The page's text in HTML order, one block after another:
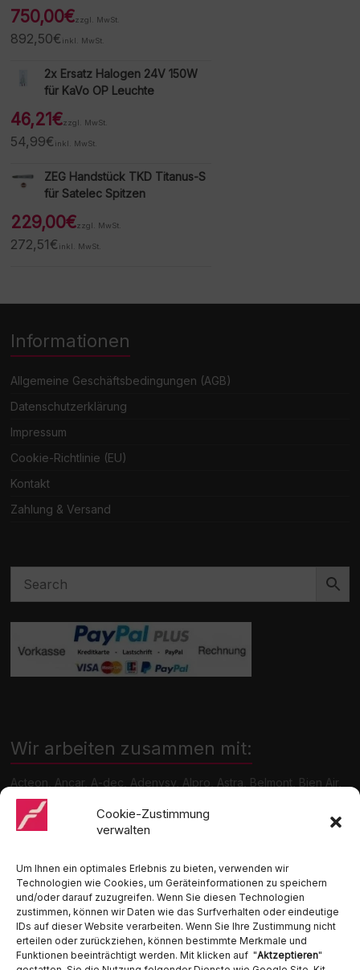
Cookie-Zustimmung
verwalten
Um Ihnen ein optimales Erlebnis zu bieten, verwenden wir
Technologien wie Cookies, um Geräteinformationen zu speichern
und/oder darauf zuzugreifen. Wenn Sie diesen Technologien
zustimmen, können wir Daten wie das Surfverhalten oder eindeutige
IDs auf dieser Website verarbeiten. Wenn Sie Ihre Zustimmung nicht
erteilen oder zurückziehen, können bestimmte Merkmale und
Funktionen beeinträchtigt werden. Mit klicken auf "Aktzeptieren"
750,00€zzgl. MwSt.
892,50€ inkl. MwSt.
2x Ersatz Halogen 24V 150W
für KaVo OP Leuchte
46,21€zzgl. MwSt.
54,99€ inkl. MwSt.
ZEG Handstück TKD Titanus-S
für Satelec Spitzen
229,00€zzgl. MwSt.
272,51€ inkl. MwSt.
Informationen
Allgemeine Geschäftsbedingungen (AGB)
Datenschutzerklärung
Impressum
Cookie-Richtlinie (EU)
Kontakt
Zahlung & Versand
Wir arbeiten zusammen mit:
Acteon, Ancar, A-dec, Adenysy, Alpro, Astra, Belmont, Bien Air,
Cattani, Chirana, DCI, Dürr, ETI, Euronda, Faro, Gcomm, KaVo,
Medentex, Melag, Midmark, Metasys, MK-Dent, NSK, Ophardt
Hygiene, Ritter, Satelec, Scican, TKD, Velopex, u.v.m
Ambident GmbH